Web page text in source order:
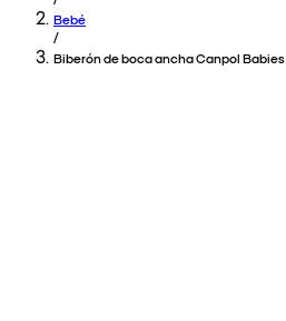
Bebé
/
Biberón de boca ancha Canpol Babies